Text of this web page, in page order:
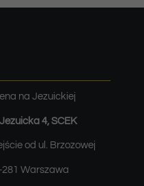
na Jezuickiej
4, SCEK
od ul. Brzozowej
281 Warszawa